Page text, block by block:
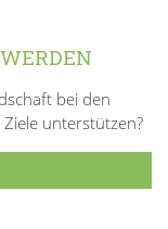
bei den
unterstützen?